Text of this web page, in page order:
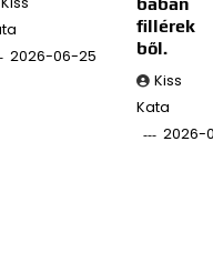
2026-06-25
fillérek
ből.
Kiss
Kata
2026-